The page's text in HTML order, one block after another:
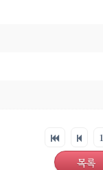
목록